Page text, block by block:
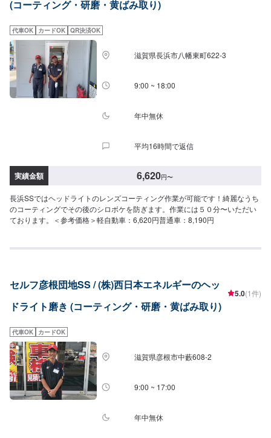
(コーティング・研磨・黄ばみ取り)
代車OK カードOK QR決済OK
滋賀県長浜市八幡東町622-3
9:00 ~ 18:00
年中無休
平均16時間で返信
実績金額 6,620円〜
長浜SSではヘッドライトのレンズコーティング作業が可能です！綺麗なうち
のコーティングでその後のシロボケを防ぎます。作業には５０分〜いただい
ております。＜参考価格＞軽自動車：6,620円普通車：8,190円
セルフ彦根団地SS / (株)西日本エネルギーのヘッ
ドライト磨き (コーティング・研磨・黄ばみ取り)
5.0(1件)
代車OK カードOK
滋賀県彦根市中藪608-2
9:00 ~ 17:00
年中無休